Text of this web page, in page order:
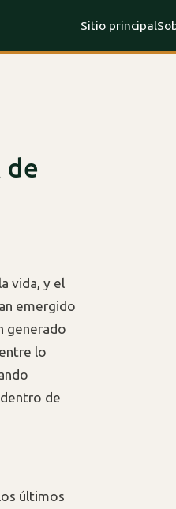
Sitio principal
de
vida, y el
emergido
generado
lo
de
últimos